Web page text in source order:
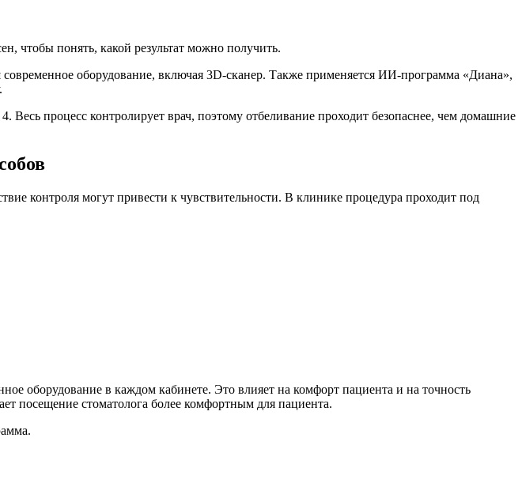
чтобы понять, какой результат можно получить.
оборудование, включая 3D-сканер. Также применяется ИИ-программа «Диана»,
процесс контролирует врач, поэтому отбеливание проходит безопаснее, чем домашние
контроля могут привести к чувствительности. В клинике процедура проходит под
оборудование в каждом кабинете. Это влияет на комфорт пациента и на точность
посещение стоматолога более комфортным для пациента.